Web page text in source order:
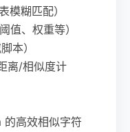
糊匹配）
值、权重等）
本）
离/相似度计
高效相似字符